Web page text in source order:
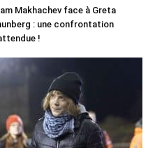
Makhachev face à Greta
: une confrontation
!